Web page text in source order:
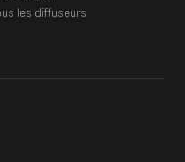
les diffuseurs